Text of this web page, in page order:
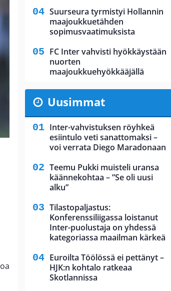
Suurseura tyrmistyi Hollannin
maajoukkuetähden
sopimusvaatimuksista
FC Inter vahvisti hyökkäystään
nuorten
maajoukkuehyökkääjällä
Uusimmat
Inter-vahvistuksen röyhkeä
esiintulo veti sanattomaksi –
voi verrata Diego Maradonaan
Teemu Pukki muisteli uransa
käännekohtaa – ”Se oli uusi
alku”
Tilastopaljastus:
Konferenssiliigassa loistanut
Inter-puolustaja on yhdessä
kategoriassa maailman kärkeä
Euroilta Töölössä ei pettänyt –
HJK:n kohtalo ratkeaa
Skotlannissa